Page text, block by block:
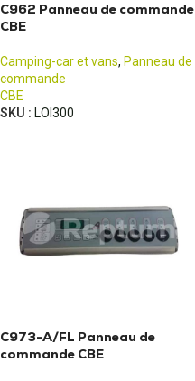
C962 Panneau de commande
CBE
Camping-car et vans, Panneau de
commande
CBE
SKU : LOI300
C973-A/FL Panneau de
commande CBE